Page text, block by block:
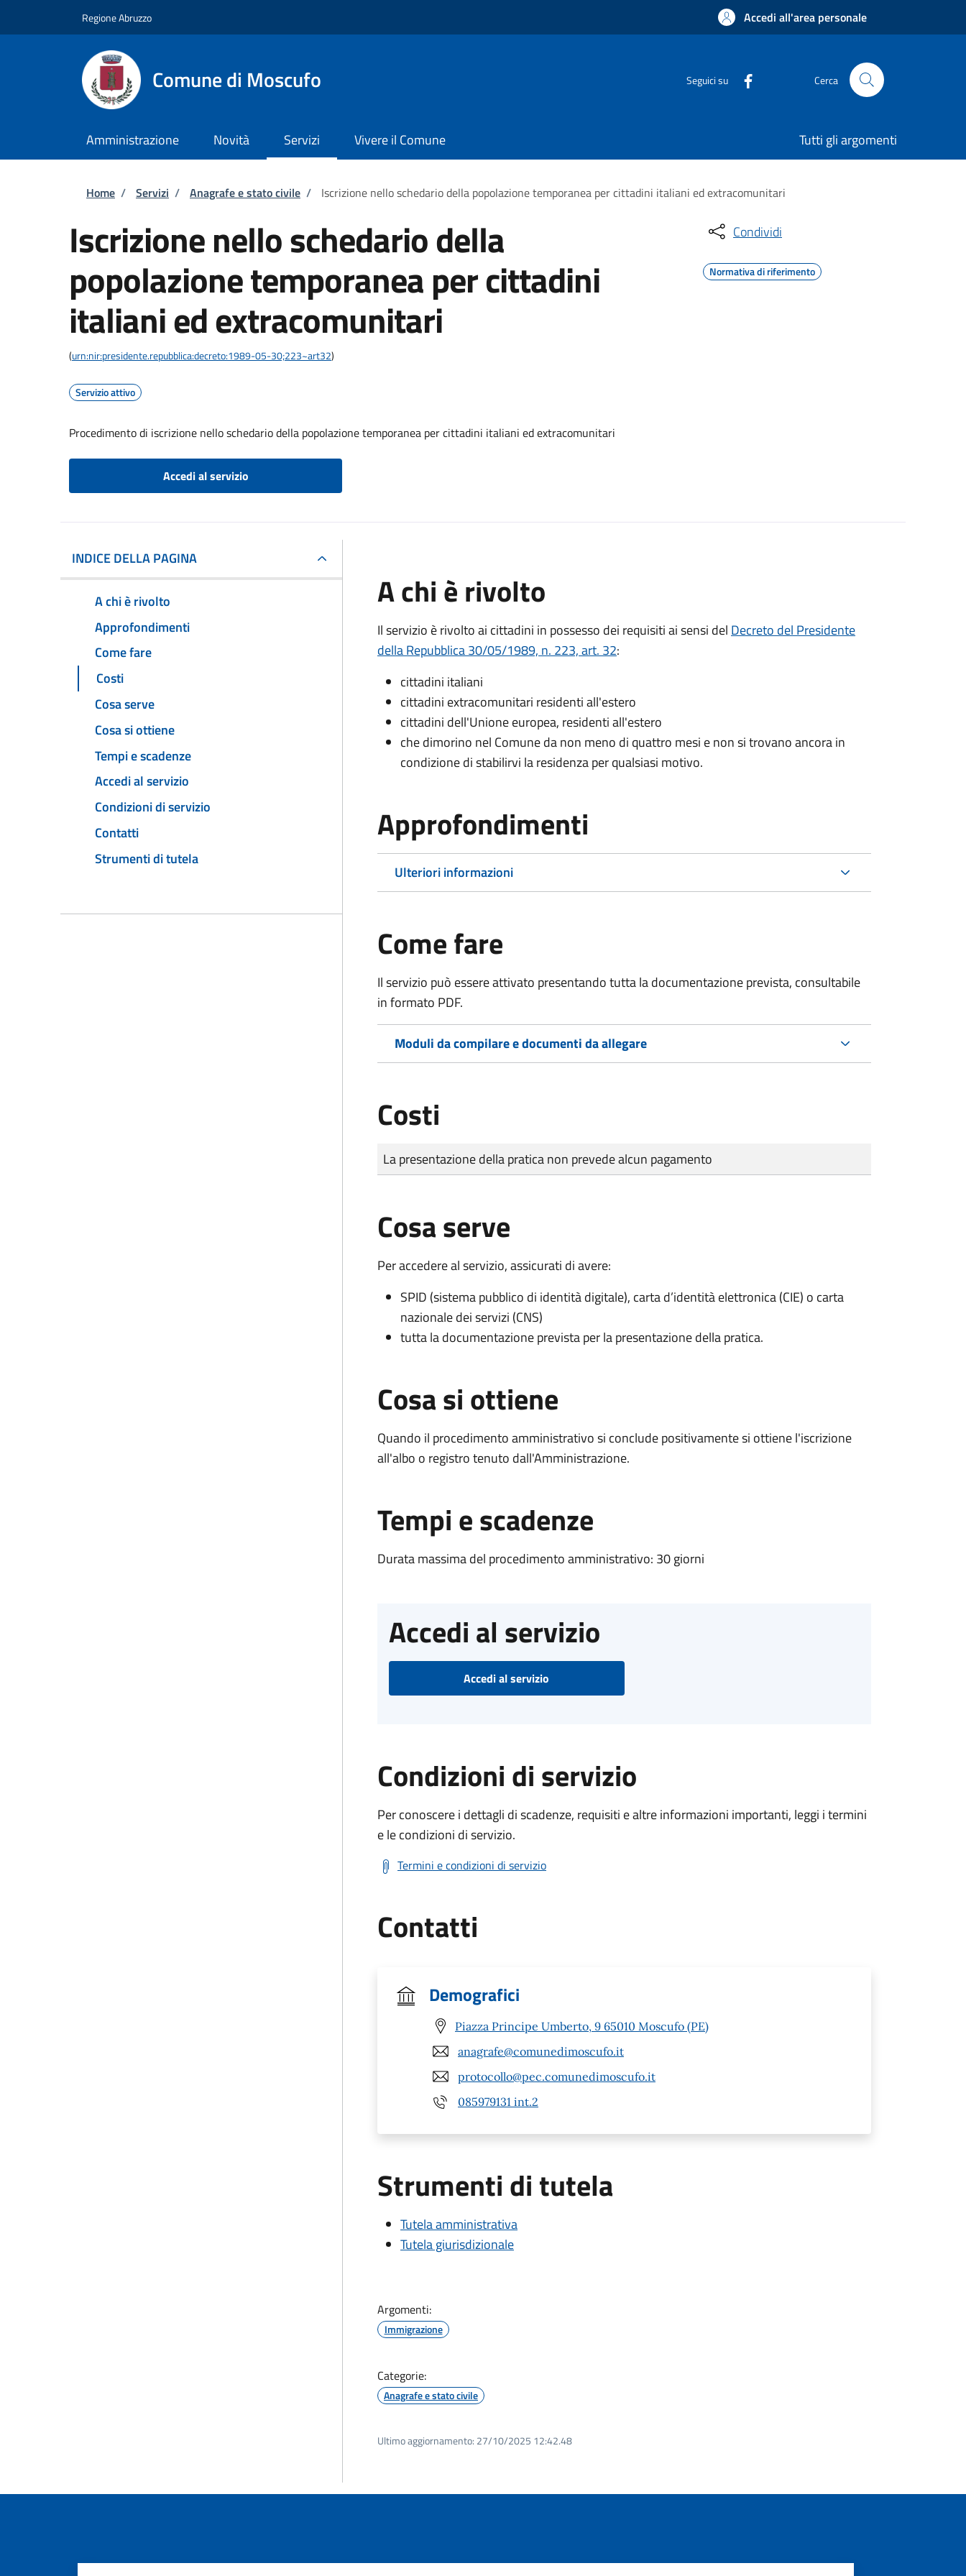
Regione Abruzzo Accedi all'area personale
Comune di Moscufo Seguici su Cerca
Amministrazione Novità Servizi Vivere il Comune Tutti gli argomenti
Briciole di pane
Home / Servizi / Anagrafe e stato civile / Iscrizione nello schedario della popolazione temporanea per cittadini italiani ed extracomunitari
Iscrizione nello schedario della
popolazione temporanea per cittadini
italiani ed extracomunitari
(urn:nir:presidente.repubblica:decreto:1989-05-30;223~art32)
Servizio attivo
Procedimento di iscrizione nello schedario della popolazione temporanea per cittadini italiani ed extracomunitari
Accedi al servizio
Condividi
Normativa di riferimento
INDICE DELLA PAGINA
A chi è rivolto
Approfondimenti
Come fare
Costi
Cosa serve
Cosa si ottiene
Tempi e scadenze
Accedi al servizio
Condizioni di servizio
Contatti
Strumenti di tutela
A chi è rivolto
Il servizio è rivolto ai cittadini in possesso dei requisiti ai sensi del Decreto del Presidente
della Repubblica 30/05/1989, n. 223, art. 32:
cittadini italiani
cittadini extracomunitari residenti all'estero
cittadini dell'Unione europea, residenti all'estero
che dimorino nel Comune da non meno di quattro mesi e non si trovano ancora in
condizione di stabilirvi la residenza per qualsiasi motivo.
Approfondimenti
Ulteriori informazioni
Come fare
Il servizio può essere attivato presentando tutta la documentazione prevista, consultabile
in formato PDF.
Moduli da compilare e documenti da allegare
Costi
Tipo di pagamento
Importo
La presentazione della pratica non prevede alcun pagamento
Cosa serve
Per accedere al servizio, assicurati di avere:
SPID (sistema pubblico di identità digitale), carta d’identità elettronica (CIE) o carta
nazionale dei servizi (CNS)
tutta la documentazione prevista per la presentazione della pratica.
Cosa si ottiene
Quando il procedimento amministrativo si conclude positivamente si ottiene l'iscrizione
all'albo o registro tenuto dall'Amministrazione.
Tempi e scadenze
Durata massima del procedimento amministrativo: 30 giorni
Accedi al servizio
Accedi al servizio
Condizioni di servizio
Per conoscere i dettagli di scadenze, requisiti e altre informazioni importanti, leggi i termini
e le condizioni di servizio.
Termini e condizioni di servizio
Contatti
Demografici
Piazza Principe Umberto, 9 65010 Moscufo (PE)
anagrafe@comunedimoscufo.it
protocollo@pec.comunedimoscufo.it
085979131 int.2
Strumenti di tutela
Tutela amministrativa
Tutela giurisdizionale
Argomenti:
Immigrazione
Categorie:
Anagrafe e stato civile
Ultimo aggiornamento: 27/10/2025 12:42.48